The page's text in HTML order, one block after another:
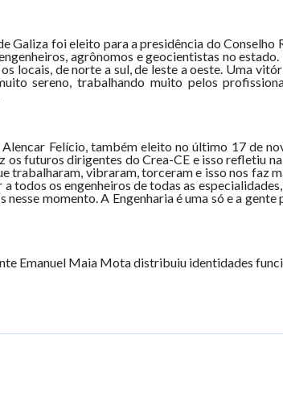
Galiza foi eleito para a presidência do Conselho
agrônomos e geocientistas no
locais, de norte a sul, de leste a oeste. Uma
sereno, trabalhando muito pelos
Felício, também eleito no último 17 de
os futuros dirigentes do Crea-CE e isso refletiu
trabalharam, vibraram, torceram e isso nos faz
todos os engenheiros de todas as
nesse momento. A Engenharia é uma só e a
Emanuel Maia Mota distribuiu identidades